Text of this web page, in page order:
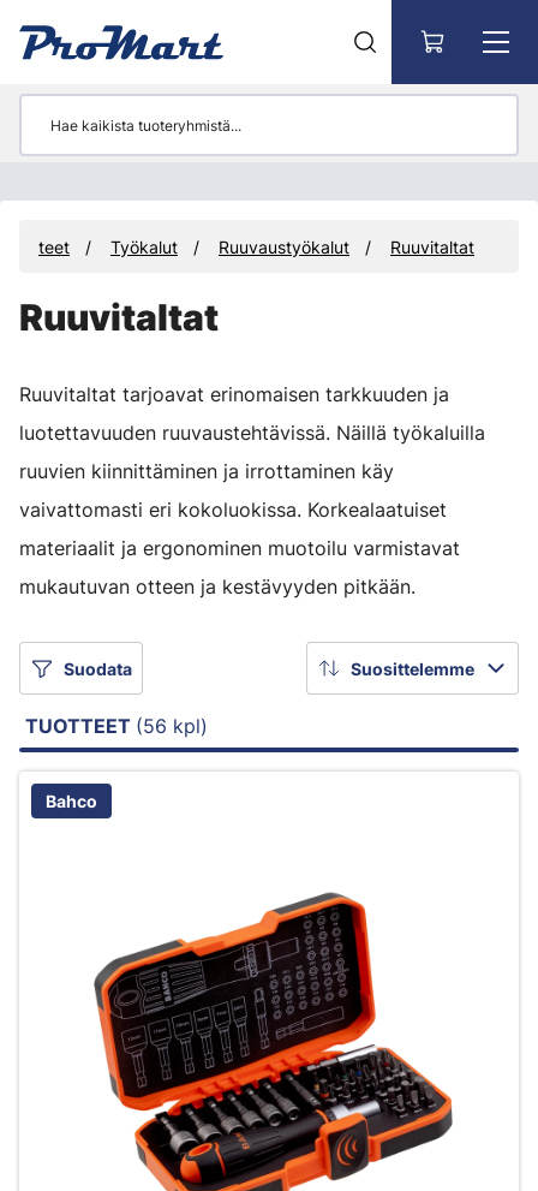
Tuotteet Työkalut Ruuvaustyökalut Ruuvitaltat
Ruuvitaltat
Ruuvitaltat tarjoavat erinomaisen tarkkuuden ja
luotettavuuden ruuvaustehtävissä. Näillä työkaluilla
ruuvien kiinnittäminen ja irrottaminen käy
vaivattomasti eri kokoluokissa. Korkealaatuiset
materiaalit ja ergonominen muotoilu varmistavat
mukautuvan otteen ja kestävyyden pitkään.
Suodata Suosittelemme
TUOTTEET (56 kpl)
Bahco